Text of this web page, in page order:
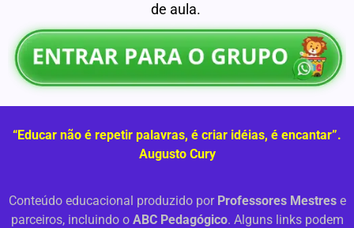
de aula.
“Educar não é repetir palavras, é criar idéias, é encantar”.
Augusto Cury
Conteúdo educacional produzido por Professores Mestrese
parceiros, incluindo o ABC Pedagógico. Alguns links podem